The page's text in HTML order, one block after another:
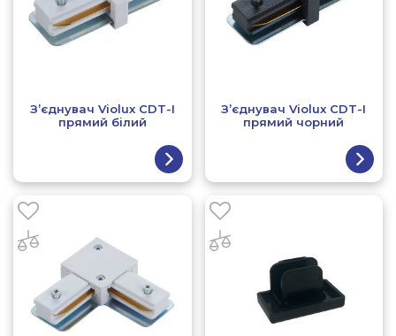
З’єднувач Violux CDT-І
прямий білий
З’єднувач Violux CDT-І
прямий чорний